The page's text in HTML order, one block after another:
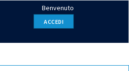
Benvenuto
ACCEDI